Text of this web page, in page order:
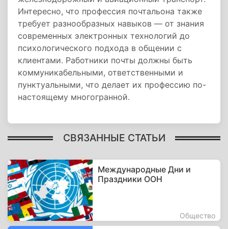
Интересно, что профессия почтальона также
требует разнообразных навыков — от знания
современных электронных технологий до
психологического подхода в общении с
клиентами. Работники почты должны быть
коммуникабельными, ответственными и
пунктуальными, что делает их профессию по-
настоящему многогранной.
СВЯЗАННЫЕ СТАТЬИ
Международные Дни и
Праздники ООН
Общество